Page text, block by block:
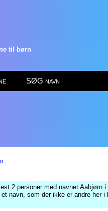
til børn
SØG navn
2 personer med navnet Aabjørn i
navn, som der ikke er andre her i